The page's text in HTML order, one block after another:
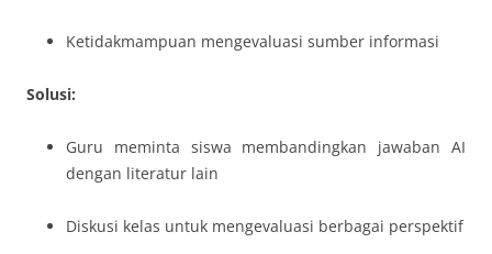
Ketidakmampuan mengevaluasi sumber informasi
Solusi:
Guru meminta siswa membandingkan jawaban AI
dengan literatur lain
Diskusi kelas untuk mengevaluasi berbagai perspektif